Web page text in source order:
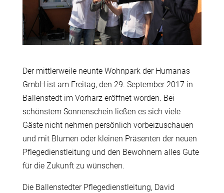
Der mittlerweile neunte Wohnpark der Humanas
GmbH ist am Freitag, den 29. September 2017 in
Ballenstedt im Vorharz eröffnet worden. Bei
schönstem Sonnenschein ließen es sich viele
Gäste nicht nehmen persönlich vorbeizuschauen
und mit Blumen oder kleinen Präsenten der neuen
Pflegedienstleitung und den Bewohnern alles Gute
für die Zukunft zu wünschen.
Die Ballenstedter Pflegedienstleitung, David